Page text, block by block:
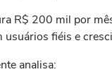
R$ 200 mil por
usuários fiéis e
analisa: